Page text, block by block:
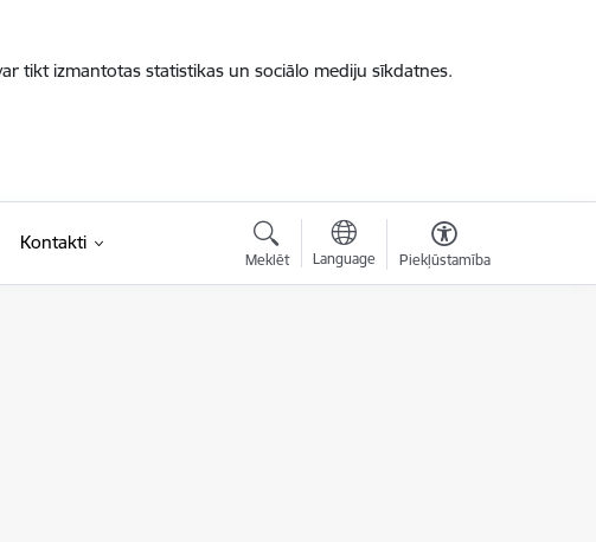
tikt izmantotas statistikas un sociālo mediju sīkdatnes.
Kontakti
Meklēt Language Piekļūstamība